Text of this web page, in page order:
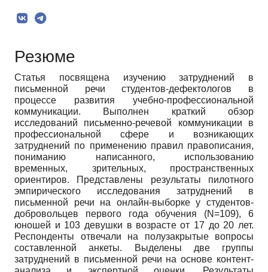
Резюме
Статья посвящена изучению затруднений в
письменной речи студентов-дефектологов в
процессе развития учебно-профессиональной
коммуникации. Выполнен краткий обзор
исследований письменно-речевой коммуникации в
профессиональной сфере и возникающих
затруднений по применению правил правописания,
пониманию написанного, использованию
временных, зрительных, пространственных
ориентиров. Представлены результаты пилотного
эмпирического исследования затруднений в
письменной речи на онлайн-выборке у студентов-
добровольцев первого года обучения (N=109), 6
юношей и 103 девушки в возрасте от 17 до 20 лет.
Респонденты отвечали на полузакрытые вопросы
составленной анкеты. Выделены две группы
затруднений в письменной речи на основе контент-